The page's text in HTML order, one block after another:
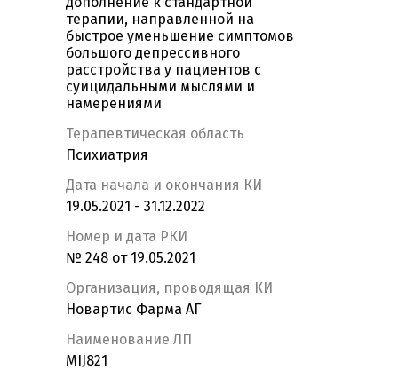
терапии, направленной на
быстрое уменьшение симптомов
большого депрессивного
расстройства у пациентов с
суицидальными мыслями и
намерениями
Терапевтическая область
Психиатрия
Дата начала и окончания КИ
19.05.2021 - 31.12.2022
Номер и дата РКИ
№ 248 от 19.05.2021
Организация, проводящая КИ
Новартис Фарма АГ
Наименование ЛП
MIJ821